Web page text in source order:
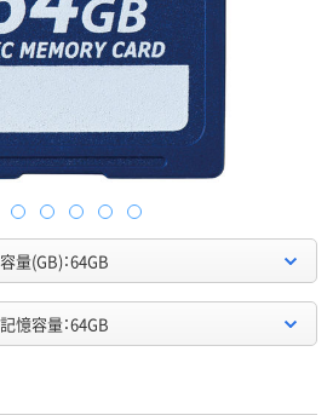
容量(GB)：64GB
記憶容量：64GB